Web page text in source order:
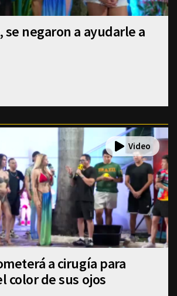
se negaron a ayudarle a
a cirugía para
color de sus ojos